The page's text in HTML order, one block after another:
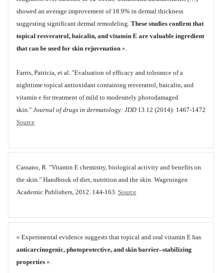
showed an average improvement of 18.9% in dermal thickness
suggesting significant dermal remodeling. These studies confirm that
topical resveratrol, baicalin, and vitamin E are valuable ingredient
that can be used for skin rejuvenation ».
Farris, Patricia, et al. "Evaluation of efficacy and tolerance of a
nighttime topical antioxidant containing resveratrol, baicalin, and
vitamin e for treatment of mild to moderately photodamaged
skin." Journal of drugs in dermatology: JDD13.12 (2014): 1467-1472
Source
Cassano, R. "Vitamin E chemistry, biological activity and benefits on
the skin." Handbook of diet, nutrition and the skin. Wageningen
Academic Publishers, 2012. 144-163. Source
« Experimental evidence suggests that topical and oral vitamin E has
anticarcinogenic, photoprotective, and skin barrier–stabilizing
properties ».